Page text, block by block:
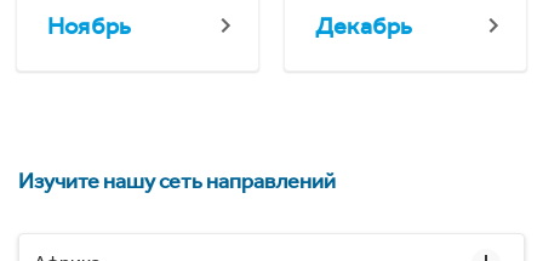
Ноябрь Декабрь
Изучите нашу сеть направлений